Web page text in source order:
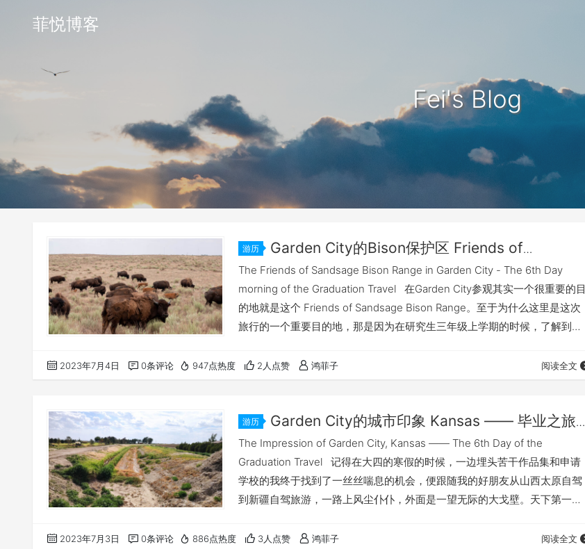
菲悦博客
Fei's Blog
游历
Garden City的Bison保护区 Friends of
Sandsage Bison Range —— 毕业之旅第六天（中）
The Friends of Sandsage Bison Range in Garden City - The 6th Day
morning of the Graduation Travel 在Garden City参观其实一个很重要的目
的地就是这个 Friends of Sandsage Bison Range。至于为什么这里是这次
旅行的一个重要目的地，那是因为在研究生三年级上学期的时候，了解到了
不断扩充和占领， bison…
2023年7月4日 0条评论 947点热度 2人点赞 鸿菲子 阅读全文
游历
Garden City的城市印象 Kansas —— 毕业之旅第
六天（上）
The Impression of Garden City, Kansas —— The 6th Day of the
Graduation Travel 记得在大四的寒假的时候，一边埋头苦干作品集和申请
学校的我终于找到了一丝丝喘息的机会，便跟随我的好朋友从山西太原自驾
到新疆自驾旅游，一路上风尘仆仆，外面是一望无际的大戈壁。天下第一雄
零的只剩下太阳能板和风力发电机。我很是好奇，美国的中部西部地区会不
2023年7月3日 0条评论 886点热度 3人点赞 鸿菲子 阅读全文